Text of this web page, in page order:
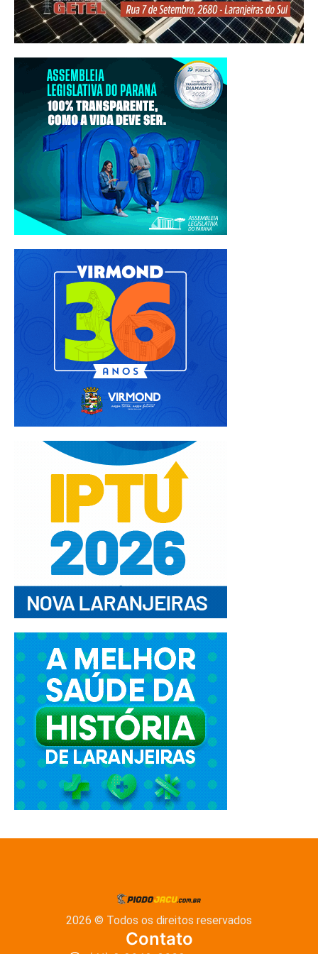
2026 © Todos os direitos reservados
Contato